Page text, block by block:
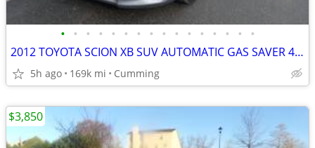
• • • • • • • • • • • • • • • •
2012 TOYOTA SCION XB SUV AUTOMATIC GAS SAVER 4 CYL ONLY 169K MILES RUNS GREAT
5h ago 169k mi Cumming
$3,850